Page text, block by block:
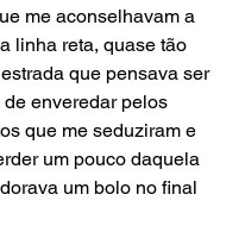
me aconselhavam a
linha reta, quase tão
que pensava ser
enveredar pelos
que me seduziram e
um pouco daquela
um bolo no final